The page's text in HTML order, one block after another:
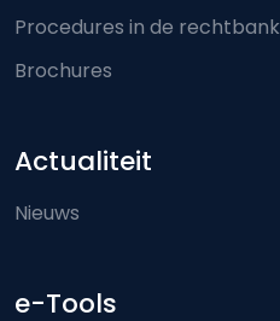
Procedures in de rechtbank
Brochures
Actualiteit
Nieuws
e-Tools